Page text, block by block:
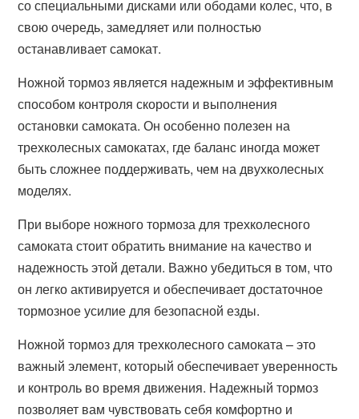
со специальными дисками или ободами колес, что, в
свою очередь, замедляет или полностью
останавливает самокат.
Ножной тормоз является надежным и эффективным
способом контроля скорости и выполнения
остановки самоката. Он особенно полезен на
трехколесных самокатах, где баланс иногда может
быть сложнее поддерживать, чем на двухколесных
моделях.
При выборе ножного тормоза для трехколесного
самоката стоит обратить внимание на качество и
надежность этой детали. Важно убедиться в том, что
он легко активируется и обеспечивает достаточное
тормозное усилие для безопасной езды.
Ножной тормоз для трехколесного самоката – это
важный элемент, который обеспечивает уверенность
и контроль во время движения. Надежный тормоз
позволяет вам чувствовать себя комфортно и